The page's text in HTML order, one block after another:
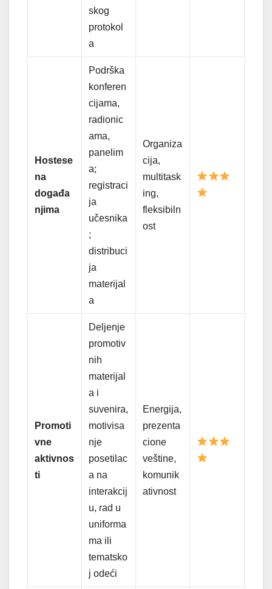
skog
protokol
a
Hostese
na
događa
njima
Podrška
konferen
cijama,
radionic
ama,
panelim
a;
registraci
ja
učesnika
;
distribuci
ja
materijal
a
Organiza
cija,
multitask
ing,
fleksibiln
ost
Promoti
vne
aktivnos
ti
Deljenje
promotiv
nih
materijal
a i
suvenira,
motivisa
nje
posetilac
a na
interakcij
u, rad u
uniforma
ma ili
tematsko
j odeći
Energija,
prezenta
cione
veštine,
komunik
ativnost